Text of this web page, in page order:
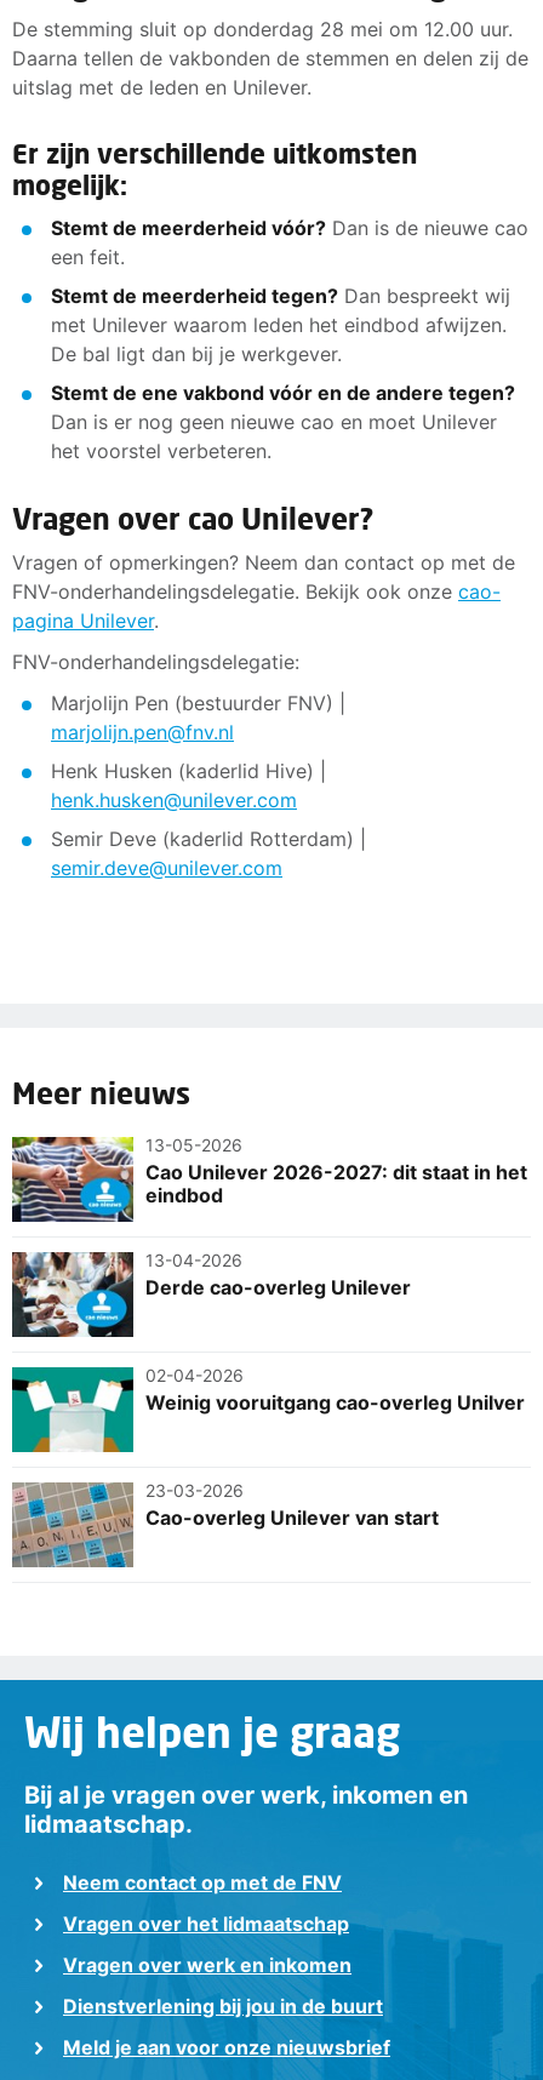
De stemming sluit op donderdag 28 mei om 12.00 uur.
Daarna tellen de vakbonden de stemmen en delen zij de
uitslag met de leden en Unilever.
Er zijn verschillende uitkomsten
mogelijk:
Stemt de meerderheid vóór? Dan is de nieuwe cao
een feit.
Stemt de meerderheid tegen? Dan bespreekt wij
met Unilever waarom leden het eindbod afwijzen.
De bal ligt dan bij je werkgever.
Stemt de ene vakbond vóór en de andere tegen?
Dan is er nog geen nieuwe cao en moet Unilever
het voorstel verbeteren.
Vragen over cao Unilever?
Vragen of opmerkingen? Neem dan contact op met de
FNV-onderhandelingsdelegatie. Bekijk ook onze cao-
pagina Unilever.
FNV-onderhandelingsdelegatie:
Marjolijn Pen (bestuurder FNV) |
marjolijn.pen@fnv.nl
Henk Husken (kaderlid Hive) |
henk.husken@unilever.com
Semir Deve (kaderlid Rotterdam) |
semir.deve@unilever.com
Meer nieuws
13-05-2026
Cao Unilever 2026-2027: dit staat in het
eindbod
13-04-2026
Derde cao-overleg Unilever
02-04-2026
Weinig vooruitgang cao-overleg Unilver
23-03-2026
Cao-overleg Unilever van start
Wij helpen je graag
Bij al je vragen over werk, inkomen en
lidmaatschap.
Neem contact op met de FNV
Vragen over het lidmaatschap
Vragen over werk en inkomen
Dienstverlening bij jou in de buurt
Meld je aan voor onze nieuwsbrief